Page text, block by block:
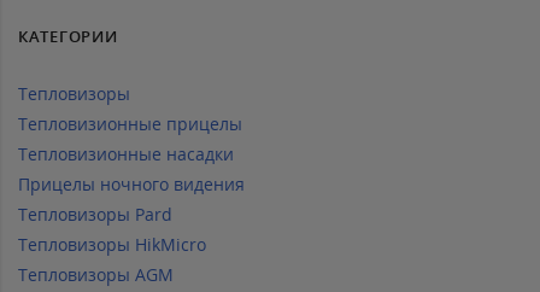
КАТЕГОРИИ
Тепловизоры
Тепловизионные прицелы
Тепловизионные насадки
Прицелы ночного видения
Тепловизоры Pard
Тепловизоры HikMicro
Тепловизоры AGM